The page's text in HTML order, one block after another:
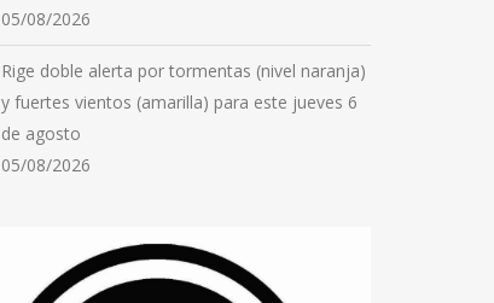
05/08/2026
Rige doble alerta por tormentas (nivel naranja)
y fuertes vientos (amarilla) para este jueves 6
de agosto
05/08/2026